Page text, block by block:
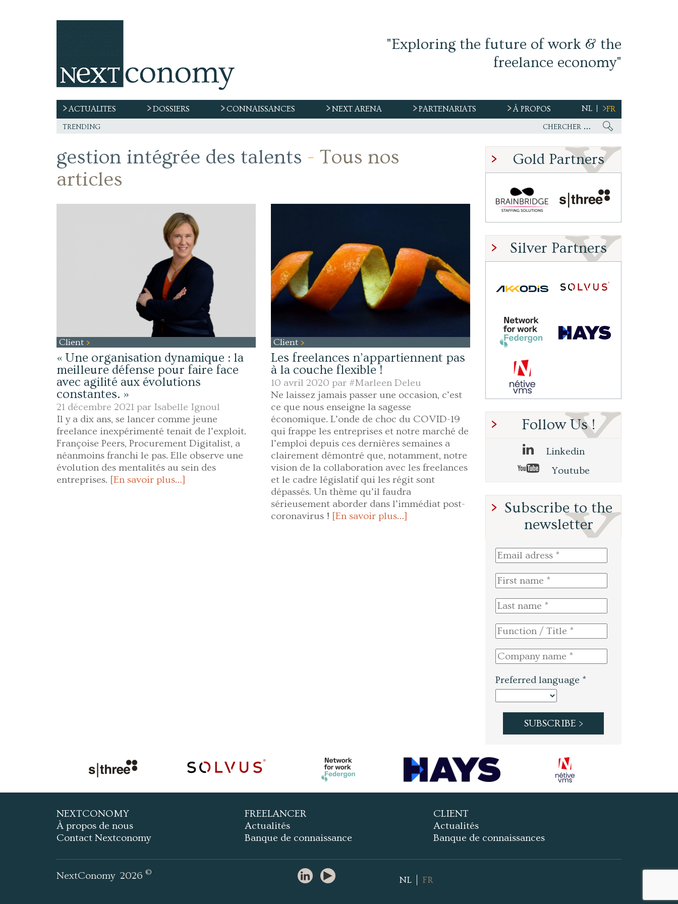
"Exploring the future of work & the
freelance economy"
ACTUALITES DOSSIERS CONNAISSANCES NEXT ARENA PARTENARIATS À PROPOS NL FR
trending
gestion intégrée des talents - Tous nos
articles
Client
« Une organisation dynamique : la
meilleure défense pour faire face
avec agilité aux évolutions
constantes. »
21 décembre 2021 par Isabelle Ignoul
Il y a dix ans, se lancer comme jeune
freelance inexpérimenté tenait de l’exploit.
Françoise Peers, Procurement Digitalist, a
néanmoins franchi le pas. Elle observe une
évolution des mentalités au sein des
entreprises. [En savoir plus…]
Client
Les freelances n’appartiennent pas
à la couche flexible !
10 avril 2020 par #Marleen Deleu
Ne laissez jamais passer une occasion, c’est
ce que nous enseigne la sagesse
économique. L’onde de choc du COVID-19
qui frappe les entreprises et notre marché de
l’emploi depuis ces dernières semaines a
clairement démontré que, notamment, notre
vision de la collaboration avec les freelances
et le cadre législatif qui les régit sont
dépassés. Un thème qu’il faudra
sérieusement aborder dans l’immédiat post-
coronavirus ! [En savoir plus…]
Gold Partners
Silver Partners
Follow Us !
Linkedin
Youtube
Subscribe to the
newsletter
Preferred language *
NEXTCONOMY
À propos de nous
Contact Nextconomy
FREELANCER
Actualités
Banque de connaissance
CLIENT
Actualités
Banque de connaissances
NextConomy 2026 ©
NL FR